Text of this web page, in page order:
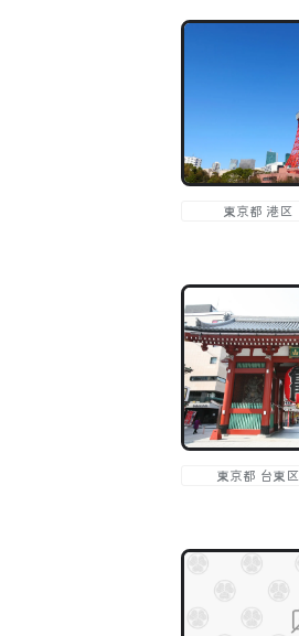
東京都 港区
東京都 台東区